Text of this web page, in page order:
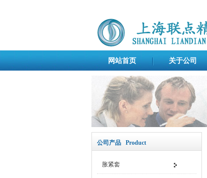
网站首页 关于公司
公司产品 Product
胀紧套